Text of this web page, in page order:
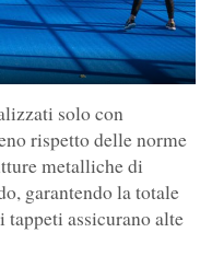
solo con
rispetto delle norme
metalliche di
garantendo la totale
tappeti assicurano alte